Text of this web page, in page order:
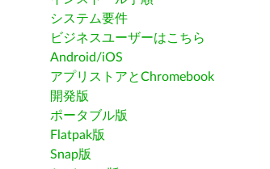
システム要件
ビジネスユーザーはこちら
Android/iOS
アプリストアとChromebook
開発版
ポータブル版
Flatpak版
Snap版